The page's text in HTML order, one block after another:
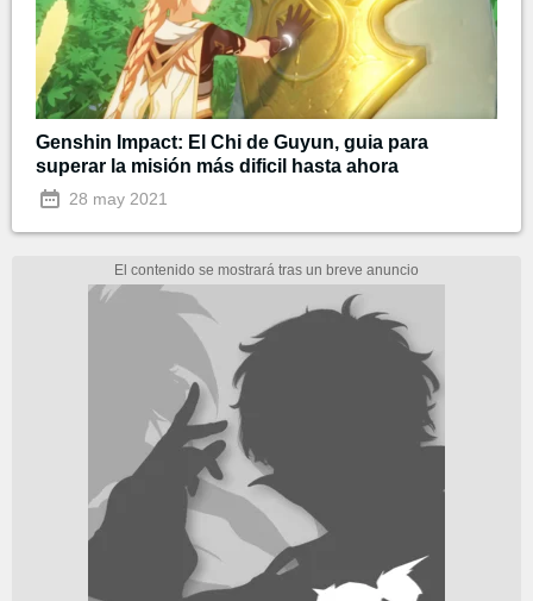
Genshin Impact: El Chi de Guyun, guia para
superar la misión más dificil hasta ahora
28 may 2021